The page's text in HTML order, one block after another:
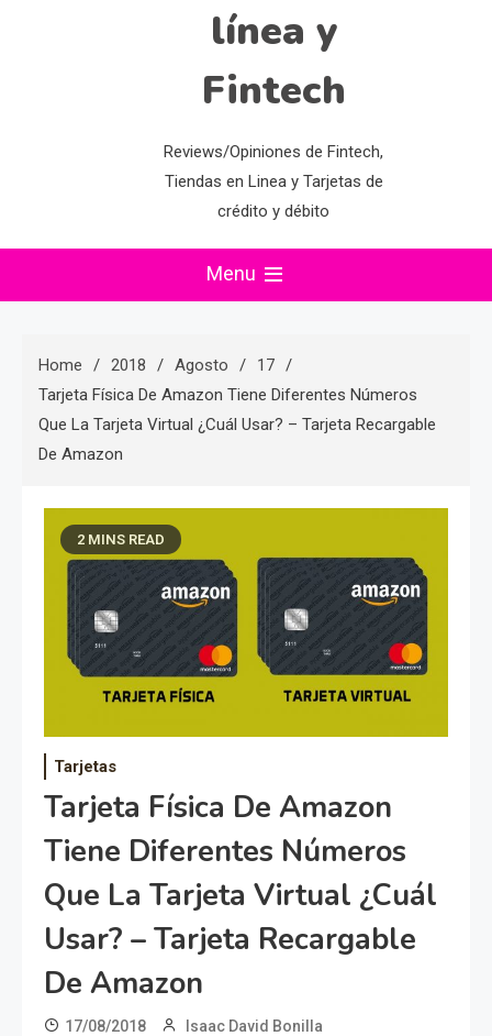
línea y
Fintech
Reviews/Opiniones de Fintech,
Tiendas en Linea y Tarjetas de
crédito y débito
Menu
Home 2018 Agosto
17
Tarjeta Física De Amazon Tiene Diferentes Números
Que La Tarjeta Virtual ¿Cuál Usar? – Tarjeta Recargable
De Amazon
2 MINS READ
Tarjetas
Tarjeta Física De Amazon
Tiene Diferentes Números
Que La Tarjeta Virtual ¿Cuál
Usar? – Tarjeta Recargable
De Amazon
17/08/2018 Isaac David Bonilla